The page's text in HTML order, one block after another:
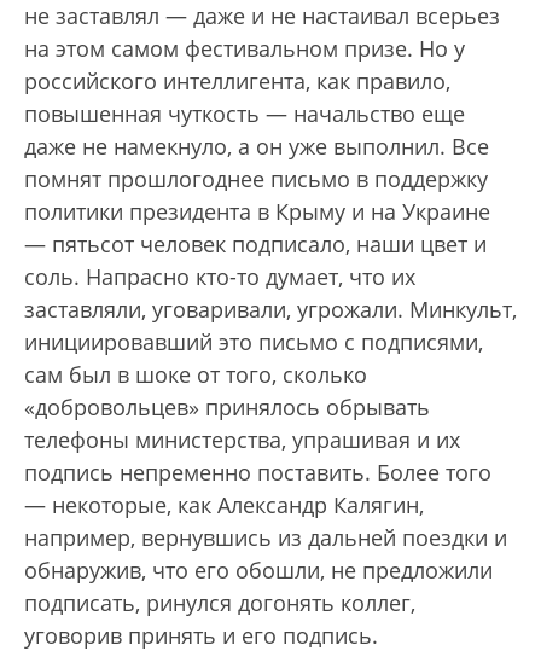
не заставлял — даже и не настаивал всерьез
на этом самом фестивальном призе. Но у
российского интеллигента, как правило,
повышенная чуткость — начальство еще
даже не намекнуло, а он уже выполнил. Все
помнят прошлогоднее письмо в поддержку
политики президента в Крыму и на Украине
— пятьсот человек подписало, наши цвет и
соль. Напрасно кто-то думает, что их
заставляли, уговаривали, угрожали. Минкульт,
инициировавший это письмо с подписями,
сам был в шоке от того, сколько
«добровольцев» принялось обрывать
телефоны министерства, упрашивая и их
подпись непременно поставить. Более того
— некоторые, как Александр Калягин,
например, вернувшись из дальней поездки и
обнаружив, что его обошли, не предложили
подписать, ринулся догонять коллег,
уговорив принять и его подпись.